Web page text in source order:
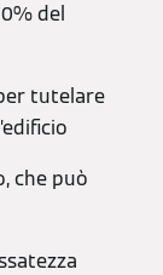
del
tutelare
che può